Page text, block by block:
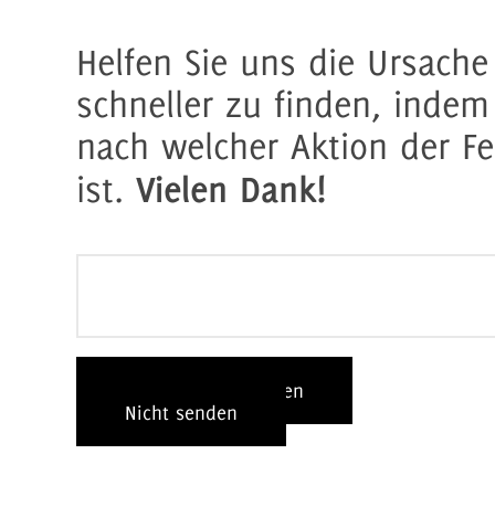
Helfen Sie uns die
schneller zu finden,
nach welcher Aktion der
ist. Vielen Dank!
Fehlerbericht senden
Nicht senden